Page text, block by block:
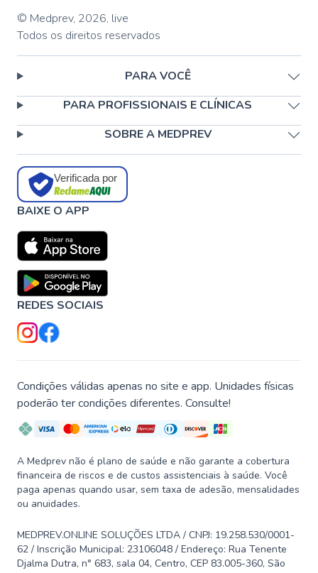
© Medprev, 2026, live
Todos os direitos reservados
PARA VOCÊ
PARA PROFISSIONAIS E CLÍNICAS
SOBRE A MEDPREV
Verificada por
BAIXE O APP
REDES SOCIAIS
Condições válidas apenas no site e app. Unidades físicas
poderão ter condições diferentes. Consulte!
A Medprev não é plano de saúde e não garante a cobertura
financeira de riscos e de custos assistenciais à saúde. Você
paga apenas quando usar, sem taxa de adesão, mensalidades
ou anuidades.
MEDPREV.ONLINE SOLUÇÕES LTDA / CNPJ: 19.258.530/0001-
62 / Inscrição Municipal: 23106048 / Endereço: Rua Tenente
Djalma Dutra, n° 683, sala 04, Centro, CEP 83.005-360, São